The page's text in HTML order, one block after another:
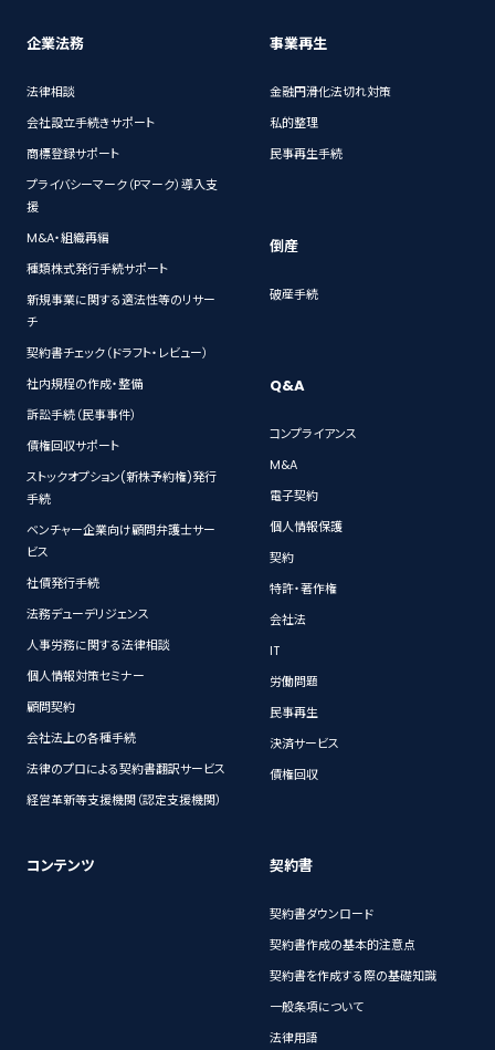
企業法務
法律相談
会社設立手続きサポート
商標登録サポート
プライバシーマーク（Pマーク）導入支
援
M&A・組織再編
種類株式発行手続サポート
新規事業に関する適法性等のリサー
チ
契約書チェック（ドラフト・レビュー）
社内規程の作成・整備
訴訟手続（民事事件）
債権回収サポート
ストックオプション(新株予約権)発行
手続
ベンチャー企業向け顧問弁護士サー
ビス
社債発行手続
法務デューデリジェンス
人事労務に関する法律相談
個人情報対策セミナー
顧問契約
会社法上の各種手続
法律のプロによる契約書翻訳サービス
経営革新等支援機関（認定支援機関）
事業再生
金融円滑化法切れ対策
私的整理
民事再生手続
倒産
破産手続
Q&A
コンプライアンス
M&A
電子契約
個人情報保護
契約
特許・著作権
会社法
IT
労働問題
民事再生
決済サービス
債権回収
コンテンツ 契約書
契約書ダウンロード
契約書作成の基本的注意点
契約書を作成する際の基礎知識
一般条項について
法律用語